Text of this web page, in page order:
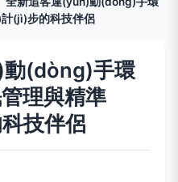
(jì)步的科技伴侶
(dòng)手環
理與精準
技伴侶